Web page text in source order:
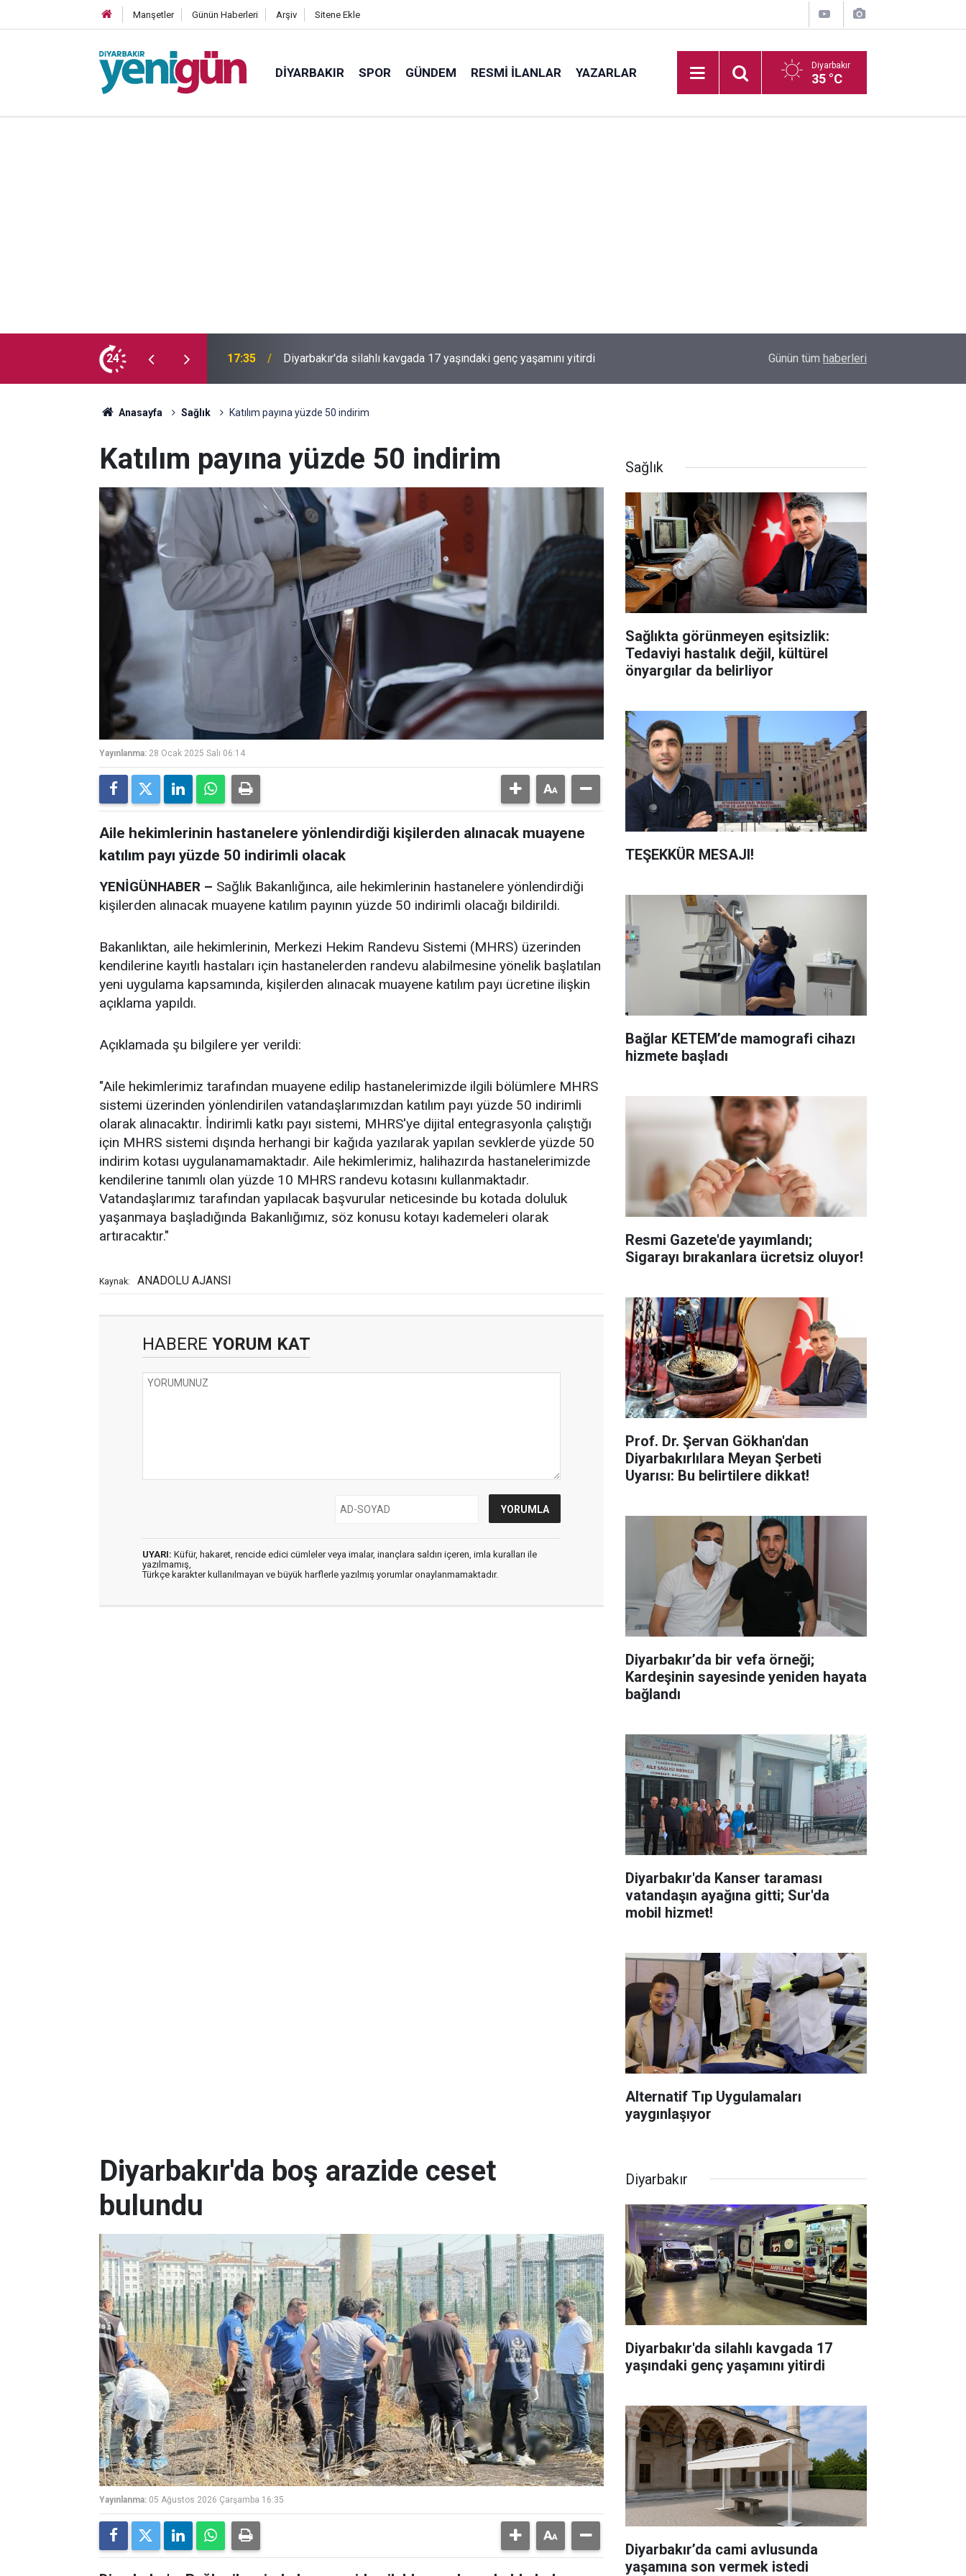
Manşetler Günün Haberleri Arşiv Sitene Ekle
DIYARBAKIR SPOR GÜNDEM RESMI İLANLAR YAZARLAR Diyarbakır
35 °C
24
genç yaşamını yitirdi 16:54 Bahceli'den Öcalan ve Demirtaş açıklaması Diyarbakır'da boş arazide ceset bulundu
Günün tüm haberleri
Anasayfa Sağlık Katılım payına yüzde 50 indirim
Katılım payına yüzde 50 indirim
Yayınlanma: 28 Ocak 2025 Salı 06:14
Aile hekimlerinin hastanelere yönlendirdiği kişilerden alınacak muayene
katılım payı yüzde 50 indirimli olacak
YENİGÜNHABER – Sağlık Bakanlığınca, aile hekimlerinin hastanelere yönlendirdiği
kişilerden alınacak muayene katılım payının yüzde 50 indirimli olacağı bildirildi.
Bakanlıktan, aile hekimlerinin, Merkezi Hekim Randevu Sistemi (MHRS) üzerinden
kendilerine kayıtlı hastaları için hastanelerden randevu alabilmesine yönelik başlatılan
yeni uygulama kapsamında, kişilerden alınacak muayene katılım payı ücretine ilişkin
açıklama yapıldı.
Açıklamada şu bilgilere yer verildi:
"Aile hekimlerimiz tarafından muayene edilip hastanelerimizde ilgili bölümlere MHRS
sistemi üzerinden yönlendirilen vatandaşlarımızdan katılım payı yüzde 50 indirimli
olarak alınacaktır. ⁠İndirimli katkı payı sistemi, MHRS'ye dijital entegrasyonla çalıştığı
için MHRS sistemi dışında herhangi bir kağıda yazılarak yapılan sevklerde yüzde 50
indirim kotası uygulanamamaktadır. Aile hekimlerimiz, halihazırda hastanelerimizde
kendilerine tanımlı olan yüzde 10 MHRS randevu kotasını kullanmaktadır.
Vatandaşlarımız tarafından yapılacak başvurular neticesinde bu kotada doluluk
yaşanmaya başladığında Bakanlığımız, söz konusu kotayı kademeleri olarak
artıracaktır."
Kaynak: ANADOLU AJANSI
HABERE YORUM KAT
UYARI: Küfür, hakaret, rencide edici cümleler veya imalar, inançlara saldırı içeren, imla kuralları ile
yazılmamış,
Türkçe karakter kullanılmayan ve büyük harflerle yazılmış yorumlar onaylanmamaktadır.
Sağlık
Sağlıkta görünmeyen eşitsizlik:
Tedaviyi hastalık değil, kültürel
önyargılar da belirliyor
TEŞEKKÜR MESAJI!
Bağlar KETEM’de mamografi cihazı
hizmete başladı
Resmi Gazete'de yayımlandı;
Sigarayı bırakanlara ücretsiz oluyor!
Prof. Dr. Şervan Gökhan'dan
Diyarbakırlılara Meyan Şerbeti
Uyarısı: Bu belirtilere dikkat!
Diyarbakır’da bir vefa örneği;
Kardeşinin sayesinde yeniden hayata
bağlandı
Diyarbakır'da Kanser taraması
vatandaşın ayağına gitti; Sur'da
mobil hizmet!
Alternatif Tıp Uygulamaları
yaygınlaşıyor
Diyarbakır'da boş arazide ceset
bulundu
Yayınlanma: 05 Ağustos 2026 Çarşamba 16:35
Diyarbakır
Diyarbakır'da silahlı kavgada 17
yaşındaki genç yaşamını yitirdi
Diyarbakır’da cami avlusunda
yaşamına son vermek istedi